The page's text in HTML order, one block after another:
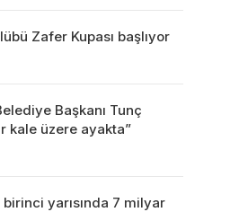
Zafer Kupası başlıyor
Başkanı Tunç
kale üzere ayakta”
birinci yarısında 7 milyar